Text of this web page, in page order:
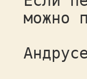
можно